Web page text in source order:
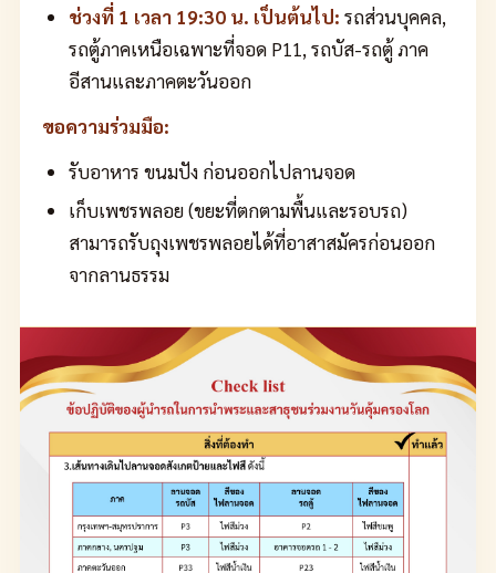
ช่วงที่ 1 เวลา 19:30 น. เป็นต้นไป: รถส่วนบุคคล,
รถตู้ภาคเหนือเฉพาะที่จอด P11, รถบัส-รถตู้ ภาค
อีสานและภาคตะวันออก
ขอความร่วมมือ:
รับอาหาร ขนมปัง ก่อนออกไปลานจอด
เก็บเพชรพลอย (ขยะที่ตกตามพื้นและรอบรถ)
สามารถรับถุงเพชรพลอยได้ที่อาสาสมัครก่อนออก
จากลานธรรม